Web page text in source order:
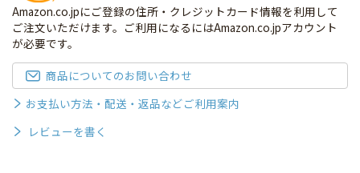
Amazon.co.jpにご登録の住所・クレジットカード情報を利用して
ご注文いただけます。ご利用になるにはAmazon.co.jpアカウント
が必要です。
商品についてのお問い合わせ
お支払い方法・配送・返品などご利用案内
レビューを書く